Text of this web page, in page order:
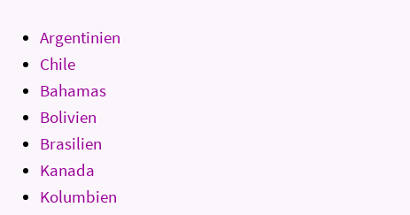
Argentinien
Chile
Bahamas
Bolivien
Brasilien
Kanada
Kolumbien